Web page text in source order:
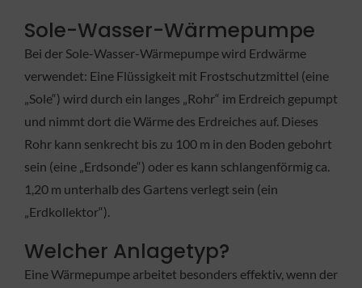
Sole-Wasser-Wärmepumpe
Bei der Sole-Wasser-Wärmepumpe wird Erdwärme
verwendet: Eine Flüssigkeit mit Frostschutzmittel (eine
„Sole“) wird durch ein langes „Rohr“ im Erdreich gepumpt
und nimmt dort die Wärme des Erdreiches auf. Dieses
Rohr kann senkrecht bis zu 100 m in den Boden gebohrt
sein (eine „Erdsonde“) oder es kann schlangenförmig ca.
1,20 m unterhalb des Gartens verlegt sein (ein
„Erdkollektor“).
Welcher Anlagetyp?
Eine Wärmepumpe arbeitet besonders effektiv, wenn der